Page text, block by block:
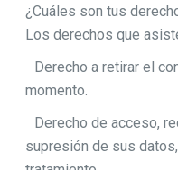
¿Cuáles son tus
Los derechos que
Derecho a retirar el
momento.
Derecho de acceso,
supresión de sus